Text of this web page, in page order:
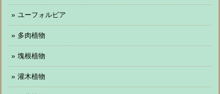
ユーフォルビア
多肉植物
塊根植物
灌木植物